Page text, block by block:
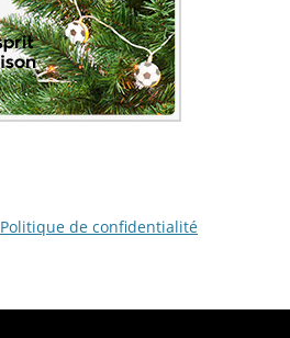
Politique de confidentialité